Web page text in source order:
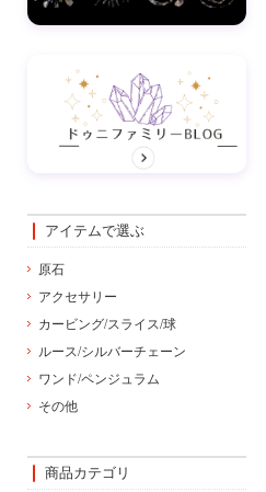
アイテムで選ぶ
原石
アクセサリー
カービング/スライス/球
ルース/シルバーチェーン
ワンド/ペンジュラム
その他
商品カテゴリ